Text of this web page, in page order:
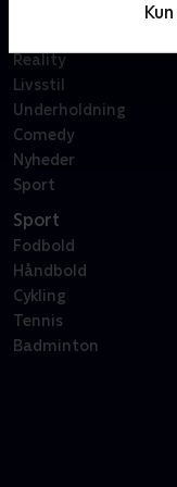
Reality
Livsstil
Underholdning
Comedy
Nyheder
Sport
Sport
Fodbold
Håndbold
Cykling
Tennis
Badminton